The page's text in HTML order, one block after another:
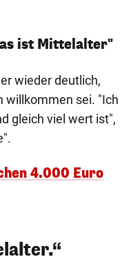
ist Mittelalter"
wieder deutlich,
willkommen sei. "Ich
gleich viel wert ist",
4.000 Euro